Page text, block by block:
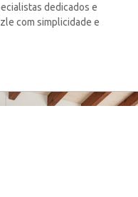
dedicados e
com simplicidade e